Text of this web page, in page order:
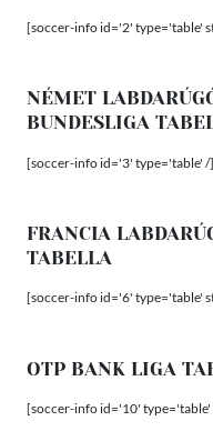
[soccer-info id='2' type='table'
NÉMET
BUNDESLIGA
[soccer-info id='3' type='table' /]
FRANCIA
TABELLA
[soccer-info id='6' type='table'
OTP BANK LIGA
[soccer-info id='10'